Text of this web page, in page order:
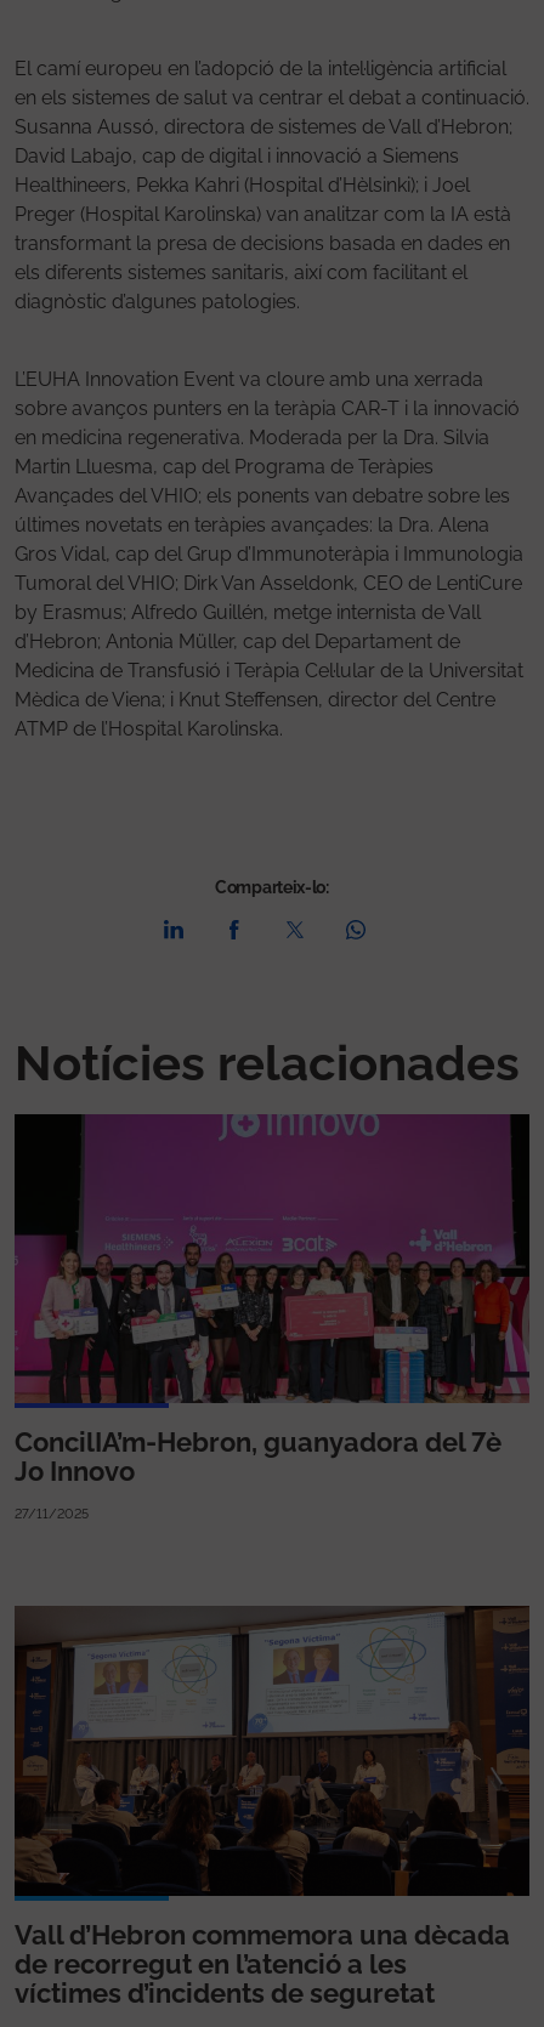
El camí europeu en l’adopció de la intel·ligència artificial
en els sistemes de salut va centrar el debat a continuació.
Susanna Aussó, directora de sistemes de Vall d’Hebron;
David Labajo, cap de digital i innovació a Siemens
Healthineers, Pekka Kahri (Hospital d’Hèlsinki); i Joel
Preger (Hospital Karolinska) van analitzar com la IA està
transformant la presa de decisions basada en dades en
els diferents sistemes sanitaris, així com facilitant el
diagnòstic d’algunes patologies.
L’EUHA Innovation Event va cloure amb una xerrada
sobre avanços punters en la teràpia CAR-T i la innovació
en medicina regenerativa. Moderada per la Dra. Silvia
Martin Lluesma, cap del Programa de Teràpies
Avançades del VHIO; els ponents van debatre sobre les
últimes novetats en teràpies avançades: la Dra. Alena
Gros Vidal, cap del Grup d’Immunoteràpia i Immunologia
Tumoral del VHIO; Dirk Van Asseldonk, CEO de LentiCure
by Erasmus; Alfredo Guillén, metge internista de Vall
d’Hebron; Antonia Müller, cap del Departament de
Medicina de Transfusió i Teràpia Cel·lular de la Universitat
Mèdica de Viena; i Knut Steffensen, director del Centre
ATMP de l’Hospital Karolinska.
Comparteix-lo:
Notícies relacionades
ConcilIA’m-Hebron, guanyadora del 7è
Jo Innovo
27/11/2025
Vall d’Hebron commemora una dècada
de recorregut en l’atenció a les
víctimes d’incidents de seguretat